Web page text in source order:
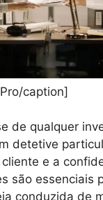
caption]
de qualquer
detetive
e a
são essenciais
conduzida de